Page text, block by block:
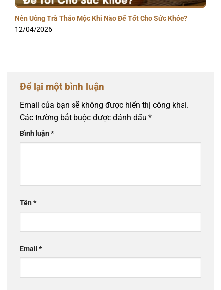
Nên Uống Trà Thảo Mộc Khi Nào Để Tốt Cho Sức Khỏe?
12/04/2026
Để lại một bình luận
Email của bạn sẽ không được hiển thị công khai.
Các trường bắt buộc được đánh dấu *
Bình luận*
Tên*
Email *